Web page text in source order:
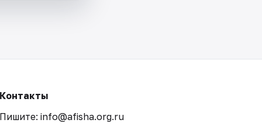
Контакты
Пишите: info@afisha.org.ru